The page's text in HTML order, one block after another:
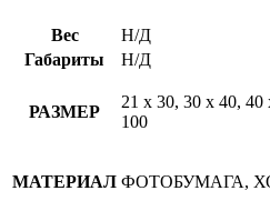
Вес
Н/Д
Габариты
Н/Д
РАЗМЕР
21 х 30, 30 х 40,
100
МАТЕРИАЛ ФОТОБУМАГА,